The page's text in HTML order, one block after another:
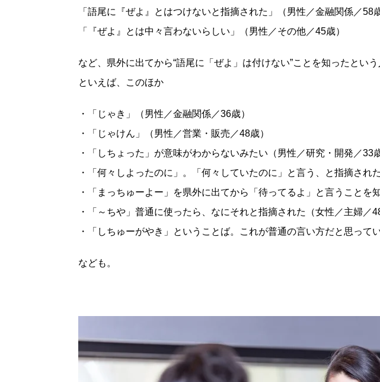
「語尾に『ぜよ』とはつけないと指摘された」（男性／金融関係／58歳
「『ぜよ』とは中々言わないらしい」（男性／その他／45歳）
など、県外に出てから“語尾に「ぜよ」は付けない”ことを知ったとい
といえば、このほか
・「じゃき」（男性／金融関係／36歳）
・「じゃけん」（男性／営業・販売／48歳）
・「しちょった」が意味がわからないみたい（男性／研究・開発／33歳
・「何々しよったのに」。「何々していたのに」と言う、と指摘され
・「まっちゅーよー」を県外に出てから「待ってるよ」と言うことを
・「～ちや」普通に使ったら、なにそれと指摘された（女性／主婦／
・「しちゅーがやき」ということば。これが普通の言い方だと思って
なども。